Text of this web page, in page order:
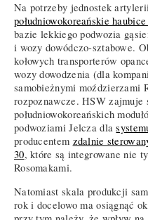
Na potrzeby jednostek
południowokoreańskie
bazie lekkiego podwozia
i wozy dowódczo-sztabowe.
kołowych transporterów
wozy dowodzenia (dla
samobieżnymi moździerzami
rozpoznawcze. HSW zajmuje
południowokoreańskich
podwoziami Jelcza dla
producentem zdalnie
30, które są integrowane nie
Rosomakami.
Natomiast skala produkcji
rok i docelowo ma osiągnąć